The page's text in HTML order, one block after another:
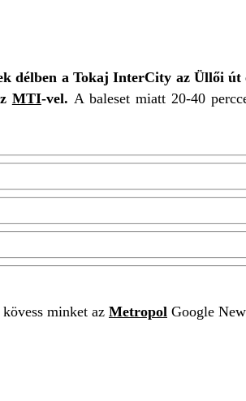
délben a Tokaj InterCity az Üllői út
MTI-vel. A baleset miatt 20-40
minket az Metropol Google